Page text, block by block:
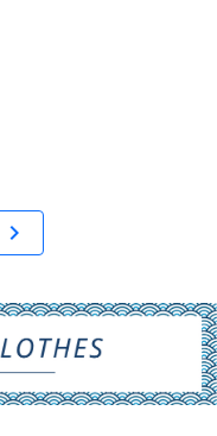
